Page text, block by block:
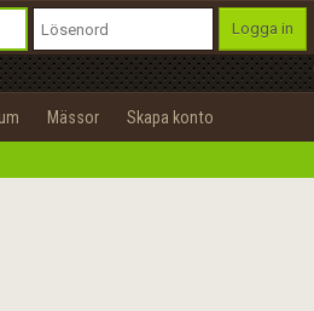
Logga in
Mässor Skapa konto